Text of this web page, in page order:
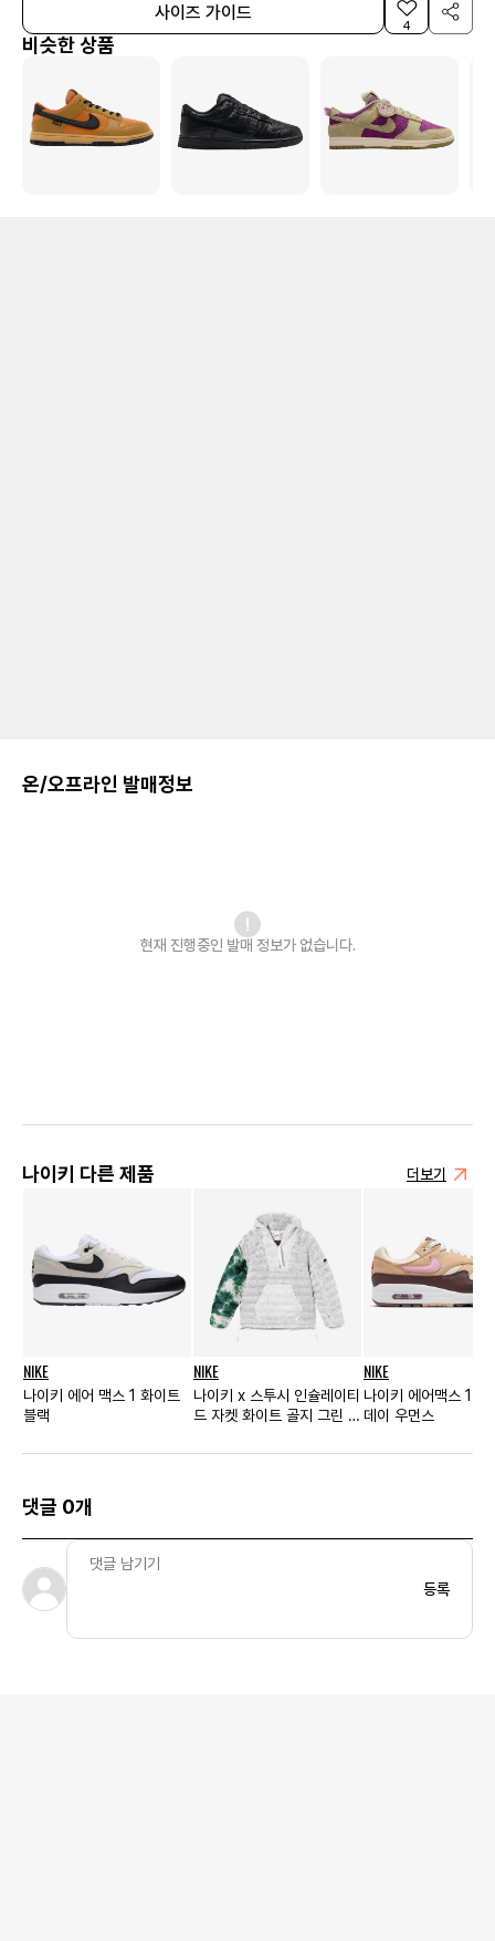
사이즈 가이드
4
비슷한 상품
온/오프라인 발매정보
현재 진행중인 발매 정보가 없습니다.
나이키 다른 제품 더보기
NIKE
나이키 에어 맥스 1 화이트
블랙
NIKE
나이키 x 스투시 인슐레이티
드 자켓 화이트 골지 그린 -
NIKE
나이키 에어맥스 1 밸
데이 우먼스
댓글 0개
등록